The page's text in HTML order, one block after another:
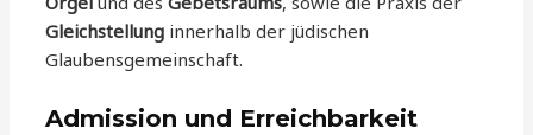
Gleichstellung innerhalb der jüdischen
Glaubensgemeinschaft.
Admission und Erreichbarkeit